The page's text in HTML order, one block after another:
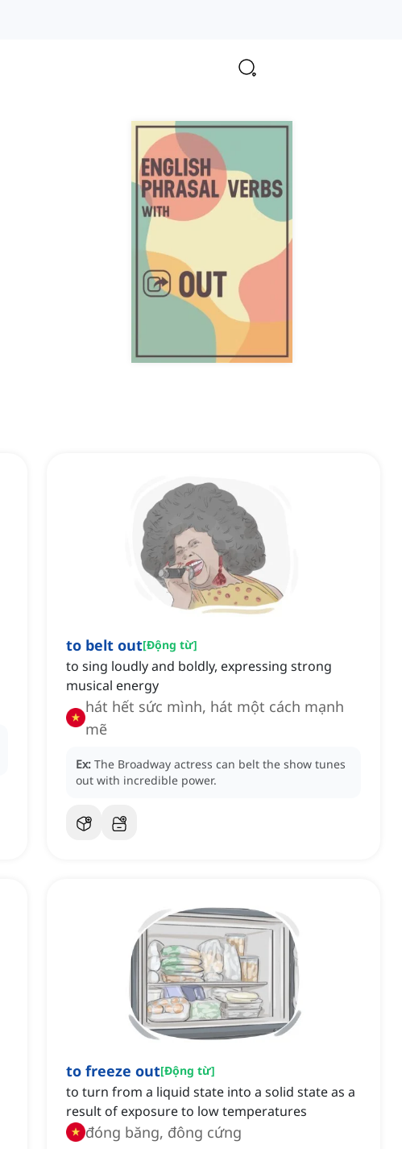
to belt out[Động từ]
to sing loudly and boldly, expressing strong
musical energy
hát hết sức mình, hát một cách mạnh
mẽ
Ex: The Broadway actress can belt the show tunes
out with incredible power.
to freeze out[Động từ]
to turn from a liquid state into a solid state as a
result of exposure to low temperatures
đóng băng, đông cứng